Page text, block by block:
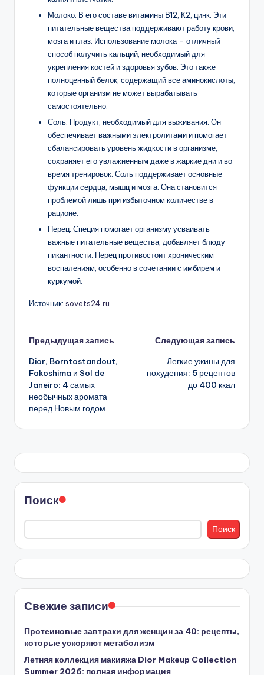
Молоко. В его составе витамины В12, К2, цинк. Эти
питательные вещества поддерживают работу крови,
мозга и глаз. Использование молока – отличный
способ получить кальций, необходимый для
укрепления костей и здоровья зубов. Это также
полноценный белок, содержащий все аминокислоты,
которые организм не может вырабатывать
самостоятельно.
Соль. Продукт, необходимый для выживания. Он
обеспечивает важными электролитами и помогает
сбалансировать уровень жидкости в организме,
сохраняет его увлажненным даже в жаркие дни и во
время тренировок. Соль поддерживает основные
функции сердца, мышц и мозга. Она становится
проблемой лишь при избыточном количестве в
рационе.
Перец. Специя помогает организму усваивать
важные питательные вещества, добавляет блюду
пикантности. Перец противостоит хроническим
воспалениям, особенно в сочетании с имбирем и
куркумой.
Источник: sovets24.ru
Навигация
записи
Предыдущая запись
Dior, Borntostandout,
Fakoshima и Sol de
Janeiro: 4 самых
необычных аромата
перед Новым годом
Следующая запись
Легкие ужины для
похудения: 5 рецептов
до 400 ккал
Поиск
Поиск
Свежие записи
Протеиновые завтраки для женщин за 40: рецепты,
которые ускоряют метаболизм
Летняя коллекция макияжа Dior Makeup Collection
Summer 2026: полная информация